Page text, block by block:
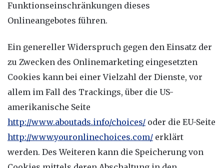
Funktionseinschränkungen dieses
Onlineangebotes führen.
Ein genereller Widerspruch gegen den Einsatz der
zu Zwecken des Onlinemarketing eingesetzten
Cookies kann bei einer Vielzahl der Dienste, vor
allem im Fall des Trackings, über die US-
amerikanische Seite
http://www.aboutads.info/choices/ oder die EU-Seite
http://www.youronlinechoices.com/ erklärt
werden. Des Weiteren kann die Speicherung von